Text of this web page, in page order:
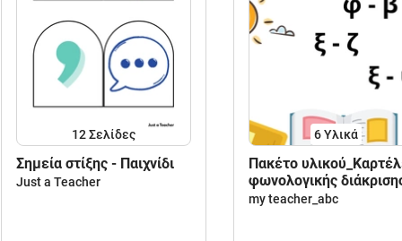
12Σελίδες
Σημεία στίξης - Παιχνίδι
Just a Teacher
6 Υλικά
Πακέτο
φωνολογικής
my teacher_abc